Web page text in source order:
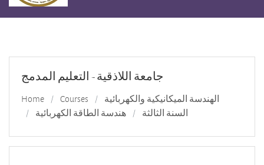
جامعة اللاذقية - التعليم المدمج
Home Courses
الهندسة الميكانيكية والكهربائية
هندسة الطاقة الكهربائية
السنة الثالثة